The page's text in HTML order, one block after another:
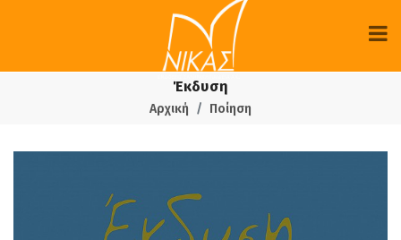
Έκδυση
Αρχική Ποίηση